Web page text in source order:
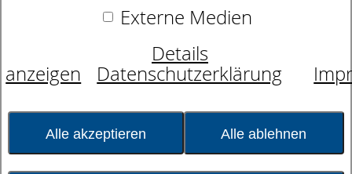
Externe Medien
Details
anzeigen
Datenschutzerklärung
Alle akzeptieren Alle ablehnen
leisten muss.